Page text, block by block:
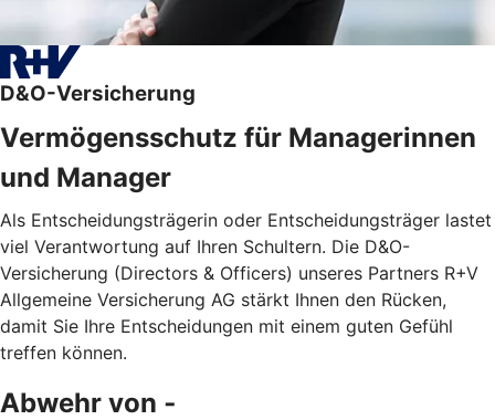
D&O-Versicherung
Vermögensschutz für Managerinnen
und Manager
Als Entscheidungsträgerin oder Entscheidungsträger lastet
viel Verantwortung auf Ihren Schultern. Die D&O-
Versicherung (Directors & Officers) unseres Partners R+V
Allgemeine Versicherung AG stärkt Ihnen den Rücken,
damit Sie Ihre Entscheidungen mit einem guten Gefühl
treffen können.
Abwehr von ­